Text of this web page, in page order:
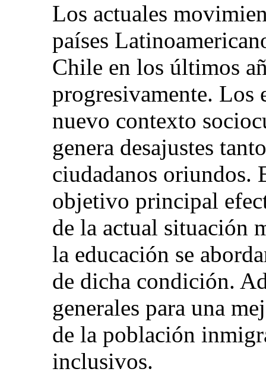
Los actuales
países
Chile en los últimos
progresivamente. Los
nuevo contexto
genera desajustes
ciudadanos oriundos.
objetivo principal
de la actual situación
la educación se
de dicha condición.
generales para una
de la población
inclusivos.